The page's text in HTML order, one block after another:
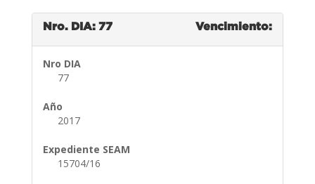
Nro. DIA: 77 Vencimiento:
Nro DIA
77
Año
2017
Expediente SEAM
15704/16